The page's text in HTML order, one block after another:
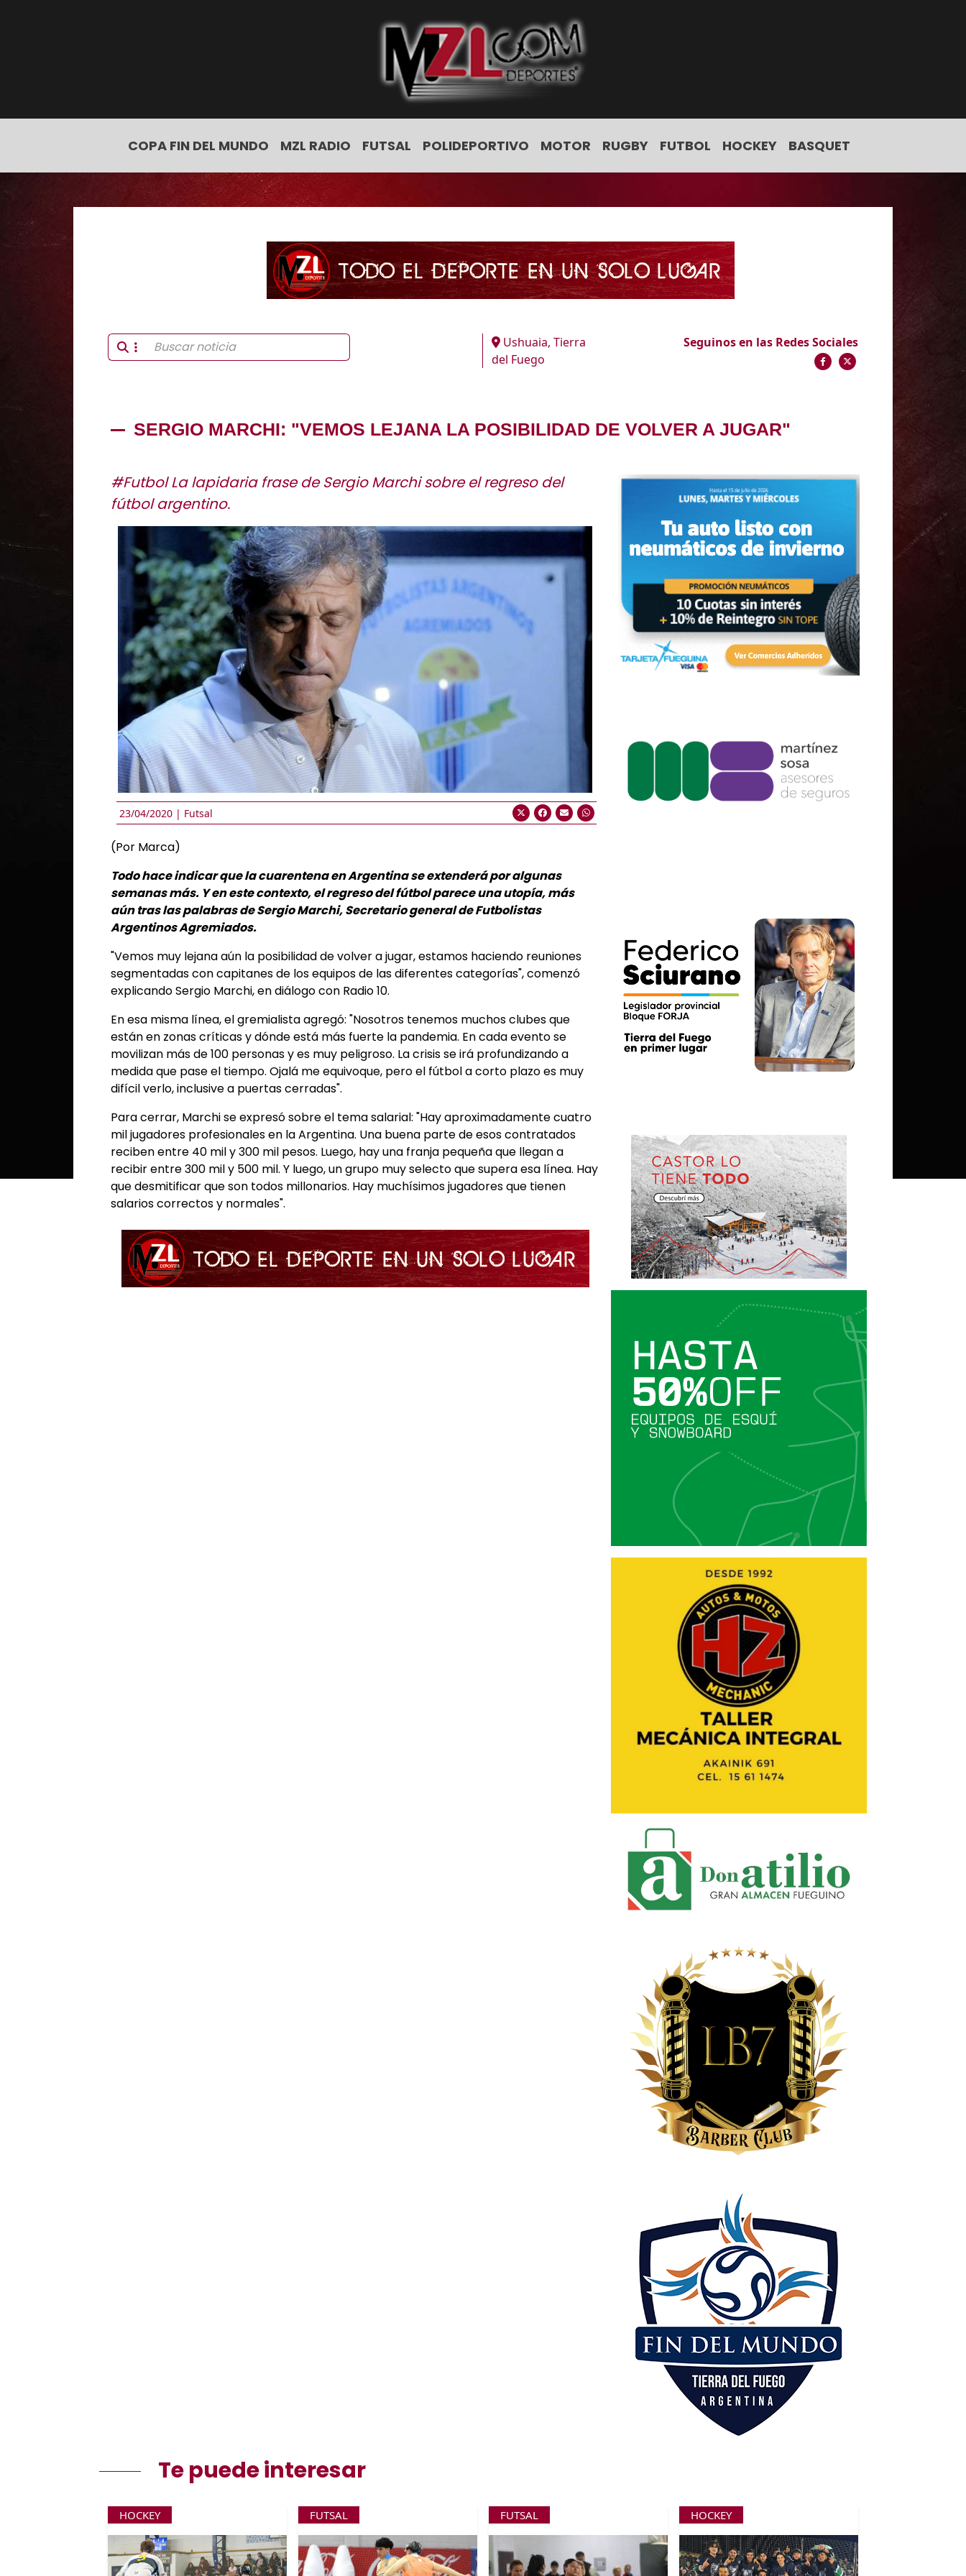
COPA FIN DEL MUNDO MZL RADIO FUTSAL POLIDEPORTIVO MOTOR RUGBY FUTBOL HOCKEY BASQUET
Ushuaia, Tierra
del Fuego
Seguinos en las Redes Sociales
SERGIO MARCHI: "VEMOS LEJANA LA POSIBILIDAD DE VOLVER A JUGAR"
#Futbol La lapidaria frase de Sergio Marchi sobre el regreso del
fútbol argentino.
23/04/2020 | Futsal
(Por Marca)
Todo hace indicar que la cuarentena en Argentina se extenderá por algunas
semanas más. Y en este contexto, el regreso del fútbol parece una utopía, más
aún tras las palabras de Sergio Marchi, Secretario general de Futbolistas
Argentinos Agremiados.
"Vemos muy lejana aún la posibilidad de volver a jugar, estamos haciendo reuniones
segmentadas con capitanes de los equipos de las diferentes categorías", comenzó
explicando Sergio Marchi, en diálogo con Radio 10.
En esa misma línea, el gremialista agregó: "Nosotros tenemos muchos clubes que
están en zonas críticas y dónde está más fuerte la pandemia. En cada evento se
movilizan más de 100 personas y es muy peligroso. La crisis se irá profundizando a
medida que pase el tiempo. Ojalá me equivoque, pero el fútbol a corto plazo es muy
difícil verlo, inclusive a puertas cerradas".
Para cerrar, Marchi se expresó sobre el tema salarial: "Hay aproximadamente cuatro
mil jugadores profesionales en la Argentina. Una buena parte de esos contratados
reciben entre 40 mil y 300 mil pesos. Luego, hay una franja pequeña que llegan a
recibir entre 300 mil y 500 mil. Y luego, un grupo muy selecto que supera esa línea. Hay
que desmitificar que son todos millonarios. Hay muchísimos jugadores que tienen
salarios correctos y normales".
Te puede interesar
HOCKEY FUTSAL FUTSAL HOCKEY